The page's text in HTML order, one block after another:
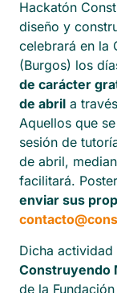
Hackatón
diseño y
celebrará en la
(Burgos) los
de carácter
de abril a
Aquellos que
sesión de
de abril,
facilitará.
enviar sus
Dicha
Construyendo
de la